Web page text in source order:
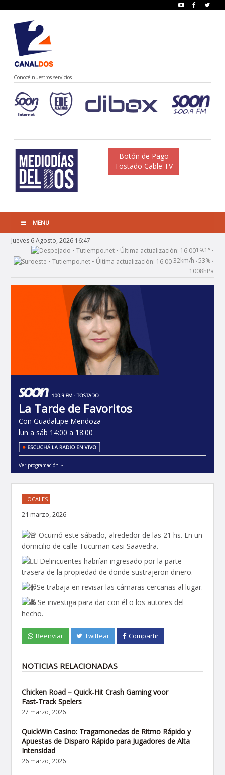
Conocé nuestros servicios
Botón de Pago
Tostado Cable TV
MENU
Jueves 6 Agosto, 2026 16:47
19.1° •
32km/h • 53% •
1008hPa
La Tarde de Favoritos
Con Guadalupe Mendoza
lun a sáb 14:00 a 18:00
Ver programación
LOCALES
21 marzo, 2026
Ocurrió este sábado, alrededor de las 21 hs. En un
domicilio de calle Tucuman casi Saavedra.
Delincuentes habrían ingresado por la parte
trasera de la propiedad de donde sustrajeron dinero.
Se trabaja en revisar las cámaras cercanas al lugar.
Se investiga para dar con él o los autores del
hecho.
Reenviar Twittear Compartir
NOTICIAS RELACIONADAS
Chicken Road – Quick‑Hit Crash Gaming voor
Fast‑Track Spelers
27 marzo, 2026
QuickWin Casino: Tragamonedas de Ritmo Rápido y
Apuestas de Disparo Rápido para Jugadores de Alta
Intensidad
26 marzo, 2026